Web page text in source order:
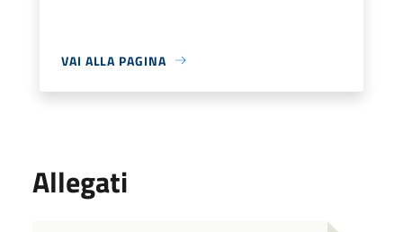
VAI ALLA PAGINA
Allegati